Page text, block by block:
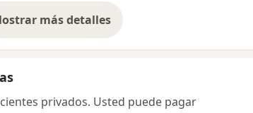
más detalles
sobre la dirección
privados. Usted puede pagar